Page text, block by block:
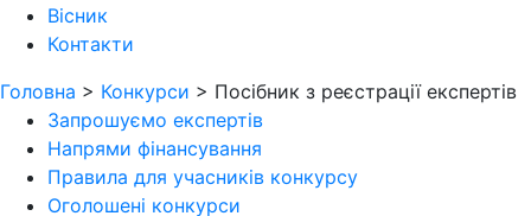
Вісник
Контакти
Головна > Конкурси > Посібник з реєстрації експертів
Запрошуємо експертів
Напрями фінансування
Правила для учасників конкурсу
Оголошені конкурси